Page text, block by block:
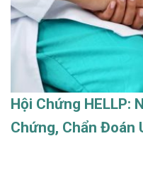
Hội Chứng HELLP:
Chứng, Chẩn Đoán